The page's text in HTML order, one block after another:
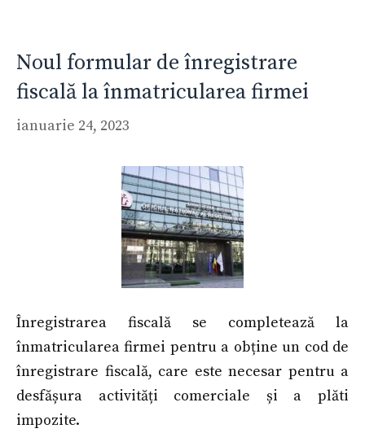
Noul formular de înregistrare
fiscală la înmatricularea firmei
ianuarie 24, 2023
Înregistrarea fiscală se completează la
înmatricularea firmei pentru a obține un cod de
înregistrare fiscală, care este necesar pentru a
desfășura activități comerciale și a plăti
impozite.